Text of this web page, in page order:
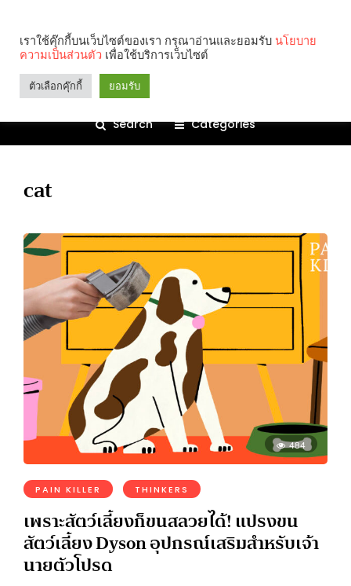
Search Categories
cat
484
PAIN KILLER THINKERS
เพราะสัตว์เลี้ยงก็ขนสลวยได้! แปรงขน
สัตว์เลี้ยง Dyson อุปกรณ์เสริมสำหรับเจ้า
นายตัวโปรด
เราใช้คุ๊กกี้บนเว็บไซต์ของเรา กรุณาอ่านและยอมรับ นโยบาย
ความเป็นส่วนตัว เพื่อใช้บริการเว็บไซต์
ตัวเลือกคุ๊กกี้ ยอมรับ